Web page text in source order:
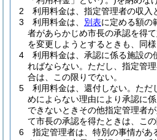
2
利用料金は、指定管理者の収入
3
利用料金は、 別表に定める額の
者があらかじめ市長の承認を得て
を変更しようとするときも、同様
4
利用料金は、承認に係る施設の
ればならない。 ただし、指定管
合は、この限りでない。
5
利用料金は、還付しない。 ただ
めによらない理由により承認に
できないときその他指定管理者
て市長の承認を得たときは、この
6
指定管理者は、特別の事情があ